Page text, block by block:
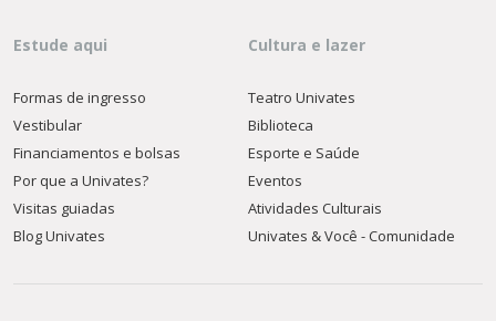
Estude aqui
Formas de ingresso
Vestibular
Financiamentos e bolsas
Por que a Univates?
Visitas guiadas
Blog Univates
Cultura e lazer
Teatro Univates
Biblioteca
Esporte e Saúde
Eventos
Atividades Culturais
Univates & Você - Comunidade